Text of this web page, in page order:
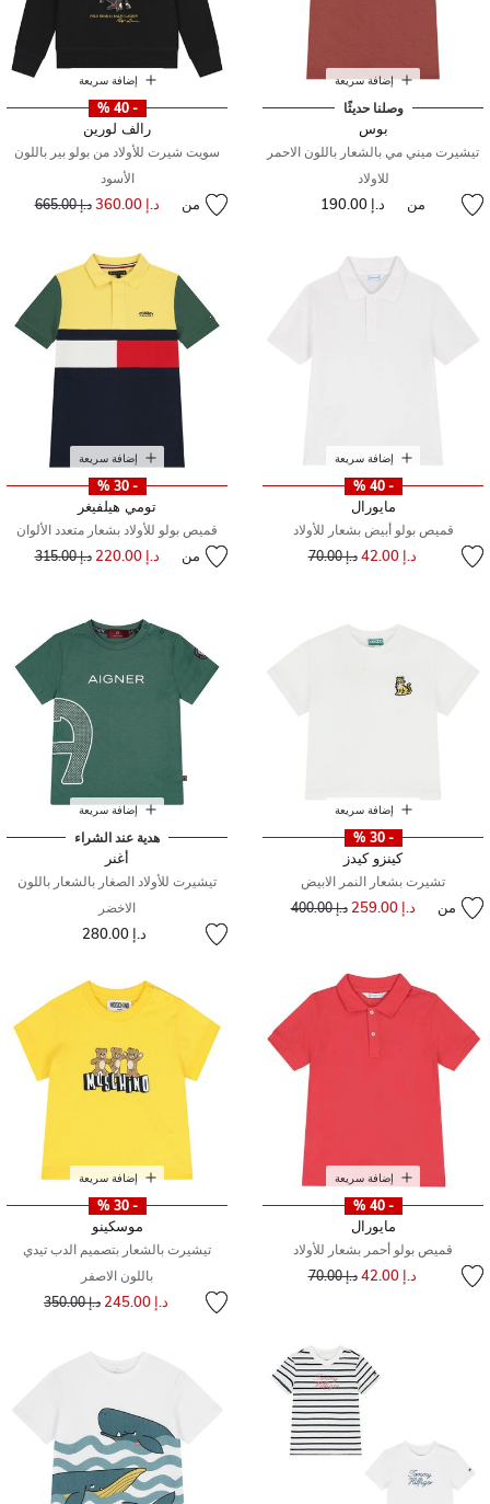
إضافة سريعة
وصلنا حديثًا
بوس
تيشيرت ميني مي بالشعار باللون الاحمر
للاولاد
من د.إ 190.00
إضافة سريعة
- 40 %
رالف لورين
سويت شيرت للأولاد من بولو بير باللون
الأسود
من د.إ 360.00 سعر مخفض من
د.إ 665.00 إلى
إضافة سريعة
- 40 %
مايورال
قميص بولو أبيض بشعار للأولاد
د.إ 42.00 سعر مخفض مند.إ 70.00
إضافة سريعة
- 30 %
تومي هيلفيغر
قميص بولو للأولاد بشعار متعدد الألوان
من د.إ 220.00 سعر مخفض من
د.إ 315.00 إلى
إضافة سريعة
- 30 %
كينزو كيدز
تشيرت بشعار النمر الابيض
من د.إ 259.00 سعر مخفض مند.إ 400.00
إضافة سريعة
هدية عند الشراء
أغنر
تيشيرت للأولاد الصغار بالشعار باللون
الاخضر
د.إ 280.00
إضافة سريعة
- 40 %
مايورال
قميص بولو أحمر بشعار للأولاد
د.إ 42.00 سعر مخفض مند.إ 70.00
إضافة سريعة
- 30 %
موسكينو
تيشيرت بالشعار بتصميم الدب تيدي
باللون الاصفر
د.إ 245.00 سعر مخفض من
د.إ 350.00 إلى